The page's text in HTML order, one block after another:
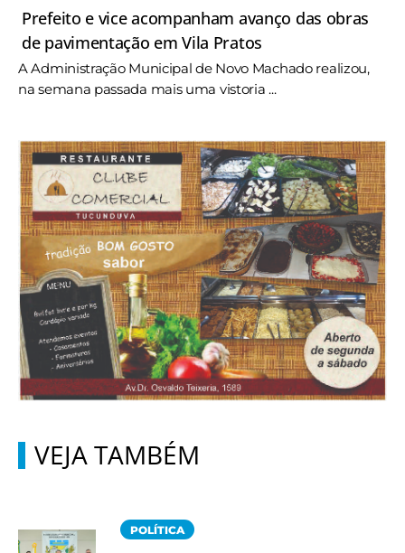
Prefeito e vice acompanham avanço das obras
de pavimentação em Vila Pratos
A Administração Municipal de Novo Machado realizou,
na semana passada mais uma vistoria ...
VEJA TAMBÉM
POLÍTICA